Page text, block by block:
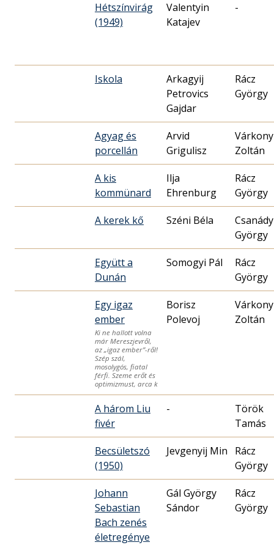
Hétszínvirág
(1949)
Valentyin
Katajev
-
Iskola
Arkagyij
Petrovics
Rácz
György
Agyag és
porcellán
Arvid
Grigulisz
Zoltán
A kis
kommünard
Ilja
Ehrenburg
Rácz
György
A kerek kő Széni Béla
Csanády
György
Együtt a
Dunán
Somogyi Pál
Rácz
György
Egy igaz
ember
Ki ne hallott volna
már Mereszjevről,
az „igaz ember”-ről!
Szép szál,
mosolygós, fiatal
férfi. Szeme erőt és
optimizmust, arca k
Borisz
Polevoj
Zoltán
A három Liu
fivér
-
Török
Tamás
Becsületszó
(1950)
Jevgenyij Min
Rácz
György
Johann
Sebastian
Bach zenés
életregénye
Gál György
Sándor
Rácz
György